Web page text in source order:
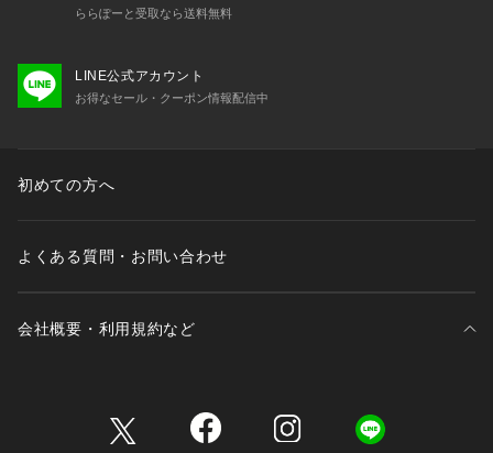
ららぽーと受取なら送料無料
LINE公式アカウント
お得なセール・クーポン情報配信中
初めての方へ
よくある質問・お問い合わせ
会社概要・利用規約など